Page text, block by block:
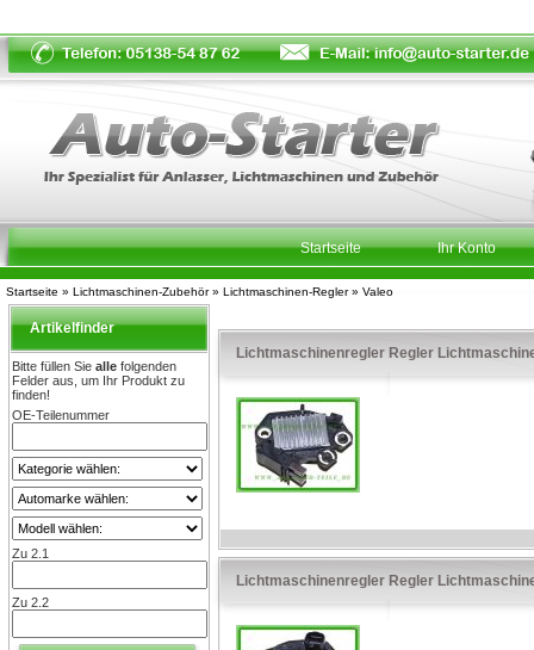
Startseite » Lichtmaschinen-Zubehör» Lichtmaschinen-Regler» Valeo
Startseite Ihr Konto
Artikelfinder
Bitte füllen Sie alle folgenden
Felder aus, um Ihr Produkt zu
finden!
OE-Teilenummer
Zu 2.1
Zu 2.2
Lichtmaschinenregler Regler
Lichtmaschinenregler Regler